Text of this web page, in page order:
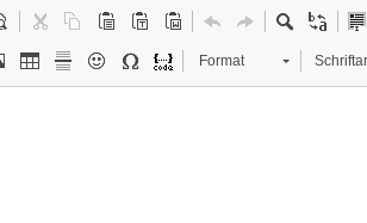
Format